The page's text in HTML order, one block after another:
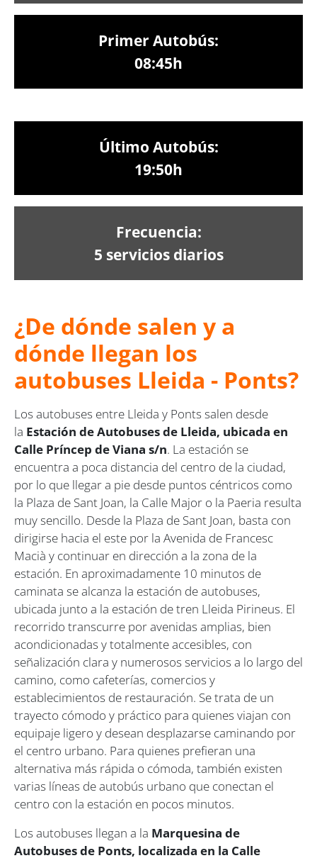
Primer Autobús:
08:45h
Último Autobús:
19:50h
Frecuencia:
5 servicios diarios
¿De dónde salen y a
dónde llegan los
autobuses Lleida - Ponts?
Los autobuses entre Lleida y Ponts salen desde
la Estación de Autobuses de Lleida, ubicada en
Calle Príncep de Viana s/n. La estación se
encuentra a poca distancia del centro de la ciudad,
por lo que llegar a pie desde puntos céntricos como
la Plaza de Sant Joan, la Calle Major o la Paeria resulta
muy sencillo. Desde la Plaza de Sant Joan, basta con
dirigirse hacia el este por la Avenida de Francesc
Macià y continuar en dirección a la zona de la
estación. En aproximadamente 10 minutos de
caminata se alcanza la estación de autobuses,
ubicada junto a la estación de tren Lleida Pirineus. El
recorrido transcurre por avenidas amplias, bien
acondicionadas y totalmente accesibles, con
señalización clara y numerosos servicios a lo largo del
camino, como cafeterías, comercios y
establecimientos de restauración. Se trata de un
trayecto cómodo y práctico para quienes viajan con
equipaje ligero y desean desplazarse caminando por
el centro urbano. Para quienes prefieran una
alternativa más rápida o cómoda, también existen
varias líneas de autobús urbano que conectan el
centro con la estación en pocos minutos.
Los autobuses llegan a la Marquesina de
Autobuses de Ponts, localizada en la Calle